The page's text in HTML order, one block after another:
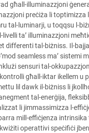
għall-illuminazzjoni
preċiża li toptimizza
tal-luminarji, u toqqsu l-
ta’ illuminazzjoni
differenti tal-biżniss. Il-
seamless ma’ sistemi
sensuri tal-
għall-iktar ikellem u
lil dawk il-biżniss li
tal-enerġija,
li jimmassimizza l-
mill-effiċjenza
operattivi speċifiċi